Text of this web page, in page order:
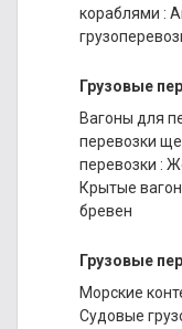
кораблями :
Грузовые
Вагоны для
перевозки
перевозки :
Крытые
бревен
Грузовые
Морские
Судовые